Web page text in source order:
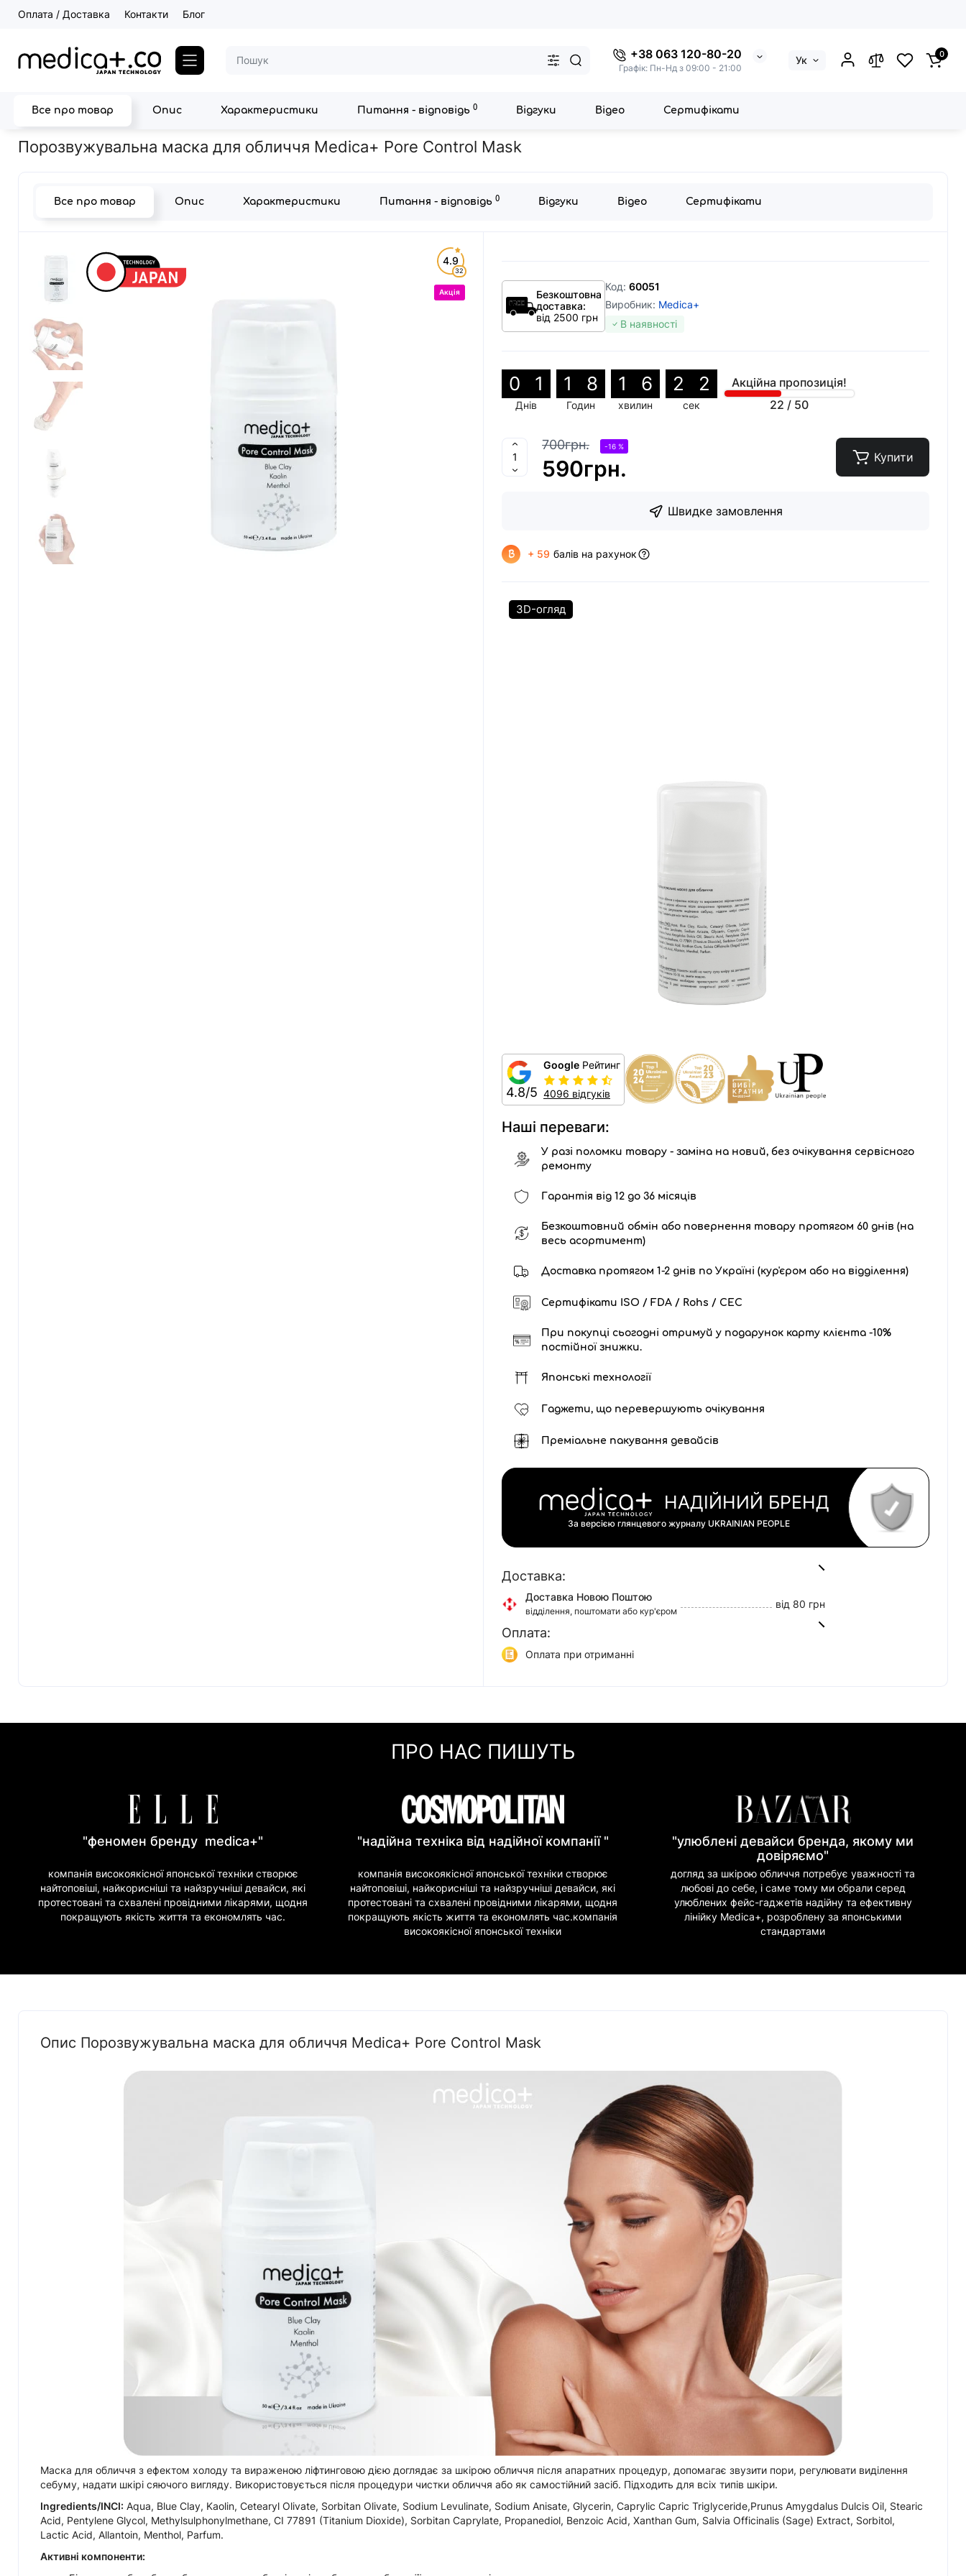
Оплата / Доставка Контакти Блог
+38 063 120-80-20
Графік: Пн-Нд з 09:00 - 21:00
Ук 0
Все про товар Опис Характеристики Питання - відповідь 0 Відгуки Відео Сертифікати
Головна Косметика для догляду за шкірою Порозвужувальна маска для обличчя Medica+ Pore Control Mask
Порозвужувальна маска для обличчя Medica+ Pore Control Mask
Все про товар Опис Характеристики Питання - відповідь 0 Відгуки Відео Сертифікати
4.9
32
Акція
Безкоштовна
доставка:
від 2500 грн
Код: 60051
Виробник: Medica+
В наявності
0 1
Днів
1 8
Годин
1 6
хвилин
2 0
сек
Акційна пропозиція!
22 / 50
700грн. -16 %
590грн. Купити
Швидке замовлення
+ 59 балів на рахунок
3D-огляд
4.8/5
Google Рейтинг
4096 відгуків
Наші переваги:
У разі поломки товару - заміна на новий, без очікування сервісного
ремонту
Гарантія від 12 до 36 місяців
Безкоштовний обмін або повернення товару протягом 60 днів (на
весь асортимент)
Доставка протягом 1-2 днів по Україні (кур'єром або на відділення)
Сертифікати ISO / FDA / Rohs / CEC
При покупці сьогодні отримуй у подарунок карту клієнта -10%
постійної знижки.
Японські технології
Гаджети, що перевершують очікування
Преміальне пакування девайсів
НАДІЙНИЙ БРЕНД
За версією глянцевого журналу UKRAINIAN PEOPLE
Доставка:
Доставка Новою Поштою
відділення, поштомати або кур'єром
від 80 грн
Доставка Укр Поштою
Оплата:
Оплата при отриманні
Миттєва розстрочка (Приват Банк)
Покупка частинами (Моно Банк)
ПРО НАС ПИШУТЬ
"феномен бренду medica+"
компанія високоякісної японської техніки створює
найтоповіші, найкорисніші та найзручніші девайси, які
протестовані та схвалені провідними лікарями, щодня
покращують якість життя та економлять час.
"надійна техніка від надійної компанії "
компанія високоякісної японської техніки створює
найтоповіші, найкорисніші та найзручніші девайси, які
протестовані та схвалені провідними лікарями, щодня
покращують якість життя та економлять час.компанія
високоякісної японської техніки
"улюблені девайси бренда, якому ми
довіряємо"
догляд за шкірою обличчя потребує уважності та
любові до себе, і саме тому ми обрали серед
улюблених фейс-гаджетів надійну та ефективну
лінійку Medica+, розроблену за японськими
стандартами
Опис Порозвужувальна маска для обличчя Medica+ Pore Control Mask
Маска для обличчя з ефектом холоду та вираженою ліфтинговою дією доглядає за шкірою обличчя після апаратних процедур, допомагає звузити пори, регулювати виділення
себуму, надати шкірі сяючого вигляду. Використовується після процедури чистки обличчя або як самостійний засіб. Підходить для всіх типів шкіри.
Ingredients/INCI: Aqua, Blue Clay, Kaolin, Cetearyl Olivаte, Sorbitan Olivate, Sodium Levulinate, Sodium Anisate, Glycerin, Caprylic Capric Triglyceride,Prunus Amygdalus Dulcis Oil, Stearic
Acid, Pentylene Glycol, Methylsulphonylmethane, CI 77891 (Titanium Dioxide), Sorbitan Caprylate, Propanediol, Benzoic Acid, Xanthan Gum, Salvia Officinalis (Sage) Extract, Sorbitol,
Lactic Acid, Allantoin, Menthol, Parfum.
Активні компоненти: